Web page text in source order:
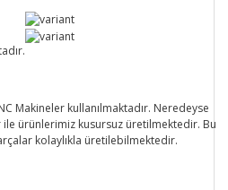
Makineler kullanılmaktadır. Neredeyse
ile ürünlerimiz kusursuz üretilmektedir. Bu
kolaylıkla üretilebilmektedir.